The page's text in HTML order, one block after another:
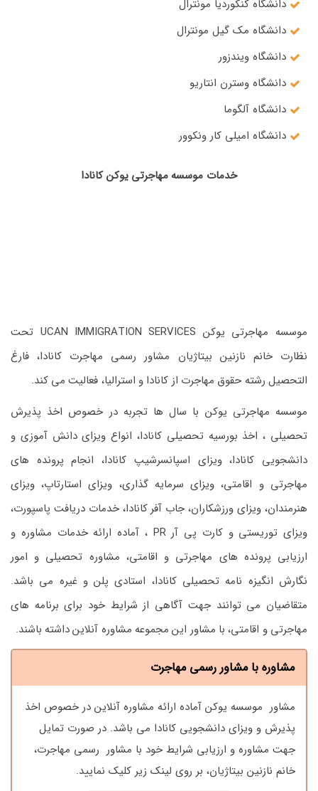
دانشگاه کنکوردیا مونترال
دانشگاه مک گیل مونترال
دانشگاه ویندزور
دانشگاه وسترن انتاریو
دانشگاه آلگوما
دانشگاه امیلی کار ونکوور
خدمات موسسه مهاجرتی یوکن کانادا
موسسه مهاجرتی یوکن UCAN IMMIGRATION SERVICES تحت
نظارت خانم نازنین بیتاژیان مشاور رسمی مهاجرت کانادا، فارغ
التحصیل رشته حقوق مهاجرت از کانادا و استرالیا، فعالیت می کند.
موسسه مهاجرتی یوکن با سال ها تجربه در خصوص اخذ پذیرش
تحصیلی ، اخذ بورسیه تحصیلی کانادا، انواع ویزای دانش آموزی و
دانشجویی کانادا، ویزای اسپانسرشیپ کانادا، انجام پرونده های
مهاجرتی و اقامتی، ویزای سرمایه گذاری، ویزای استارتاپ، ویزای
هنرمندان، ویزای ورزشکاران، جاب آفر کانادا، خدمات دریافت پاسپورت،
ویزای توریستی و کارت پی آر PR ، آماده ارائه خدمات مشاوره و
ارزیابی پرونده های مهاجرتی و اقامتی، مشاوره تحصیلی و امور
نگارش انگیزه نامه تحصیلی کانادا، استادی پلن و غیره می باشد.
متقاضیان می توانند جهت آگاهی از شرایط خود برای برنامه های
مهاجرتی و اقامتی، با مشاور این مجموعه مشاوره آنلاین داشته باشند.
مشاوره با مشاور رسمی مهاجرت
مشاور موسسه یوکن آماده ارائه مشاوره آنلاین در خصوص اخذ
پذیرش و ویزای دانشجویی کانادا می باشد. در صورت تمایل
جهت مشاوره و ارزیابی شرایط خود با مشاور رسمی مهاجرت،
خانم نازنین بیتاژیان، بر روی لینک زیر کلیک نمایید.